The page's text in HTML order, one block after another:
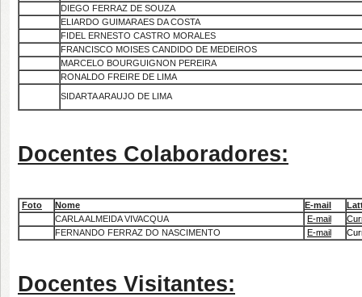
DIEGO FERRAZ DE SOUZA
ELIARDO GUIMARAES DA COSTA
FIDEL ERNESTO CASTRO MORALES
FRANCISCO MOISES CANDIDO DE MEDEIROS
MARCELO BOURGUIGNON PEREIRA
RONALDO FREIRE DE LIMA
SIDARTA ARAUJO DE LIMA
Docentes Colaboradores:
Foto Nome E-mail
CARLA ALMEIDA VIVACQUA
E-mail
FERNANDO FERRAZ DO NASCIMENTO
E-mail
Docentes Visitantes: